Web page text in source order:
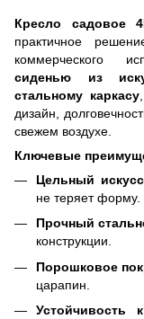
Кресло садовое
практичное
коммерческого
сиденью из
стальному каркасу
дизайн,
свежем воздухе.
Ключевые
Цельный
не теряет форму.
Прочный
конструкции.
Порошковое
царапин.
Устойчивость